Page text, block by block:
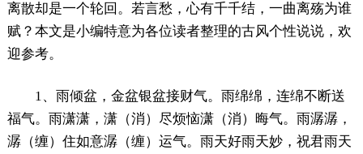
离散却是一个轮回。若言愁，心有千千结，一曲离殇为谁
赋？本文是小编特意为各位读者整理的古风个性说说，欢
迎参考。
1、雨倾盆，金盆银盆接财气。雨绵绵，连绵不断送
福气。雨潇潇，潇（消）尽烦恼潇（消）晦气。雨潺潺，
潺（缠）住如意潺（缠）运气。雨天好雨天妙，祝君雨天